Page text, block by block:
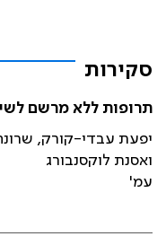
סקירות
תרופות ללא מרשם
יפעת עבדי-קורק,
ואסנת לוקסנבורג
עמ'